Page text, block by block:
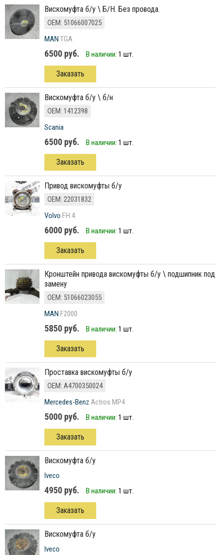
вискомуфта б/у \ Б/Н. Без провода.
ОЕМ: 51066007025
MAN TGA
6500 руб. В наличии: 1 шт.
Заказать
вискомуфта б/у \ б/н
ОЕМ: 1412398
Scania
6500 руб. В наличии: 1 шт.
Заказать
Привод вискомуфты б/у
ОЕМ: 22031832
Volvo FH 4
6000 руб. В наличии: 1 шт.
Заказать
кронштейн привода вискомуфты б/у \ подшипник под
замену
ОЕМ: 51066023055
MAN F2000
5850 руб. В наличии: 1 шт.
Заказать
Проставка вискомуфты б/у
ОЕМ: А4700350024
Mercedes-Benz Actros MP4
5000 руб. В наличии: 1 шт.
Заказать
вискомуфта б/у
Iveco
4950 руб. В наличии: 1 шт.
Заказать
вискомуфта б/у
Iveco